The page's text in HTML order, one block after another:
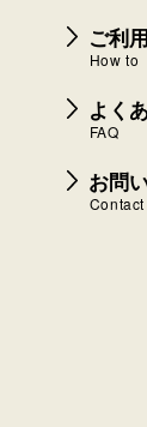
ご利
How to
よく
FAQ
お問
Contact